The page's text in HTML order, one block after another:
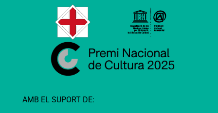
AMB EL SUPORT DE: